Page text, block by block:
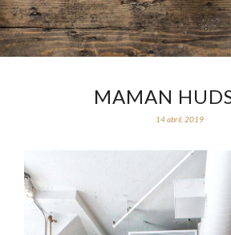
MAMAN
14 abril, 2019